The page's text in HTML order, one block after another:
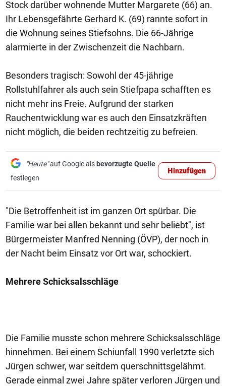
Stock darüber wohnende Mutter Margarete (66) an.
Ihr Lebensgefährte Gerhard K. (69) rannte sofort in
die Wohnung seines Stiefsohns. Die 66-Jährige
alarmierte in der Zwischenzeit die Nachbarn.
Besonders tragisch: Sowohl der 45-jährige
Rollstuhlfahrer als auch sein Stiefpapa schafften es
nicht mehr ins Freie. Aufgrund der starken
Rauchentwicklung war es auch den Einsatzkräften
nicht möglich, die beiden rechtzeitig zu befreien.
"Heute"auf Google als bevorzugte Quelle
festlegen
Hinzufügen
"Die Betroffenheit ist im ganzen Ort spürbar. Die
Familie war bei allen bekannt und sehr beliebt", ist
Bürgermeister Manfred Nenning (ÖVP), der noch in
der Nacht beim Einsatz vor Ort war, schockiert.
Mehrere Schicksalsschläge
Die Familie musste schon mehrere Schicksalsschläge
hinnehmen. Bei einem Schiunfall 1990 verletzte sich
Jürgen schwer, war seitdem querschnittsgelähmt.
Gerade einmal zwei Jahre später verloren Jürgen und